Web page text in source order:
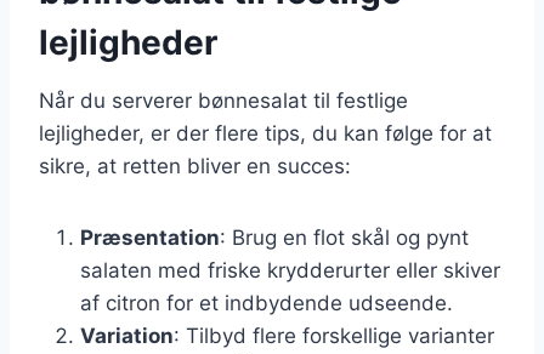
lejligheder
Når du serverer bønnesalat til festlige
lejligheder, er der flere tips, du kan følge for at
sikre, at retten bliver en succes:
Præsentation: Brug en flot skål og pynt
salaten med friske krydderurter eller skiver
af citron for et indbydende udseende.
Variation: Tilbyd flere forskellige varianter